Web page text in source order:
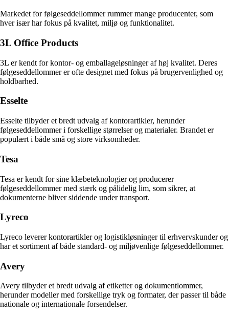
Markedet for følgeseddellommer rummer mange producenter, som
hver især har fokus på kvalitet, miljø og funktionalitet.
3L Office Products
3L er kendt for kontor- og emballageløsninger af høj kvalitet. Deres
følgeseddellommer er ofte designet med fokus på brugervenlighed og
holdbarhed.
Esselte
Esselte tilbyder et bredt udvalg af kontorartikler, herunder
følgeseddellommer i forskellige størrelser og materialer. Brandet er
populært i både små og store virksomheder.
Tesa
Tesa er kendt for sine klæbeteknologier og producerer
følgeseddellommer med stærk og pålidelig lim, som sikrer, at
dokumenterne bliver siddende under transport.
Lyreco
Lyreco leverer kontorartikler og logistikløsninger til erhvervskunder og
har et sortiment af både standard- og miljøvenlige følgeseddellommer.
Avery
Avery tilbyder et bredt udvalg af etiketter og dokumentlommer,
herunder modeller med forskellige tryk og formater, der passer til både
nationale og internationale forsendelser.